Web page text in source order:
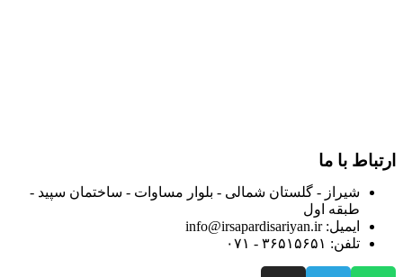
ارتباط با ما
شیراز - گلستان شمالی - بلوار مساوات - ساختمان سپید -
طبقه اول
ایمیل: info@irsapardisariyan.ir
تلفن: ۳۶۵۱۵۶۵۱ - ۰۷۱